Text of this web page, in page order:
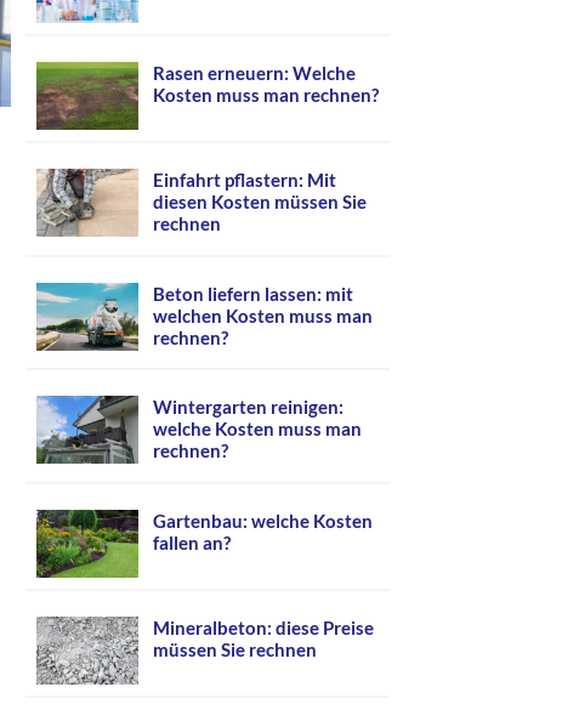
Rasen erneuern: Welche
Kosten muss man rechnen?
Einfahrt pflastern: Mit
diesen Kosten müssen Sie
rechnen
Beton liefern lassen: mit
welchen Kosten muss man
rechnen?
Wintergarten reinigen:
welche Kosten muss man
rechnen?
Gartenbau: welche Kosten
fallen an?
Mineralbeton: diese Preise
müssen Sie rechnen